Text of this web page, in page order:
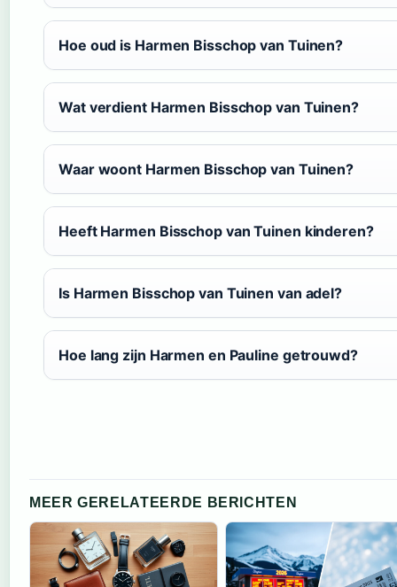
Hoe oud is Harmen Bisschop van Tuinen?
Wat verdient Harmen Bisschop van Tuinen?
Waar woont Harmen Bisschop van Tuinen?
Heeft Harmen Bisschop van Tuinen kinderen?
Is Harmen Bisschop van Tuinen van adel?
Hoe lang zijn Harmen en Pauline getrouwd?
MEER GERELATEERDE BERICHTEN